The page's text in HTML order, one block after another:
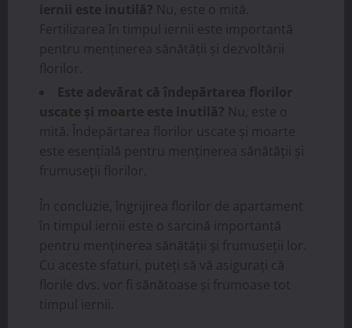
iernii este inutilă? Nu, este o mită.
Fertilizarea în timpul iernii este importantă
pentru menținerea sănătății și dezvoltării
florilor.
Este adevărat că îndepărtarea florilor
uscate și moarte este inutilă? Nu, este o
mită. Îndepărtarea florilor uscate și moarte
este esențială pentru menținerea sănătății și
frumuseții florilor.
În concluzie, îngrijirea florilor de apartament
în timpul iernii este o sarcină importantă
pentru menținerea sănătății și frumuseții lor.
Cu aceste sfaturi, puteți să vă asigurați că
florile dvs. vor fi sănătoase și frumoase tot
timpul iernii.